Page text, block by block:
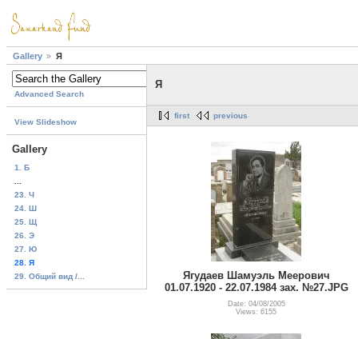
Gallery Я
Advanced Search
View Slideshow
Gallery
1. Б
23. Ч
24. Ш
25. Щ
26. Э
27. Ю
28. Я
29. Общий вид /...
Я
first previous
Ягудаев Шамуэль Меерович
01.07.1920 - 22.07.1984 зах. №27.JPG
Date: 04/08/2005
Views: 6155